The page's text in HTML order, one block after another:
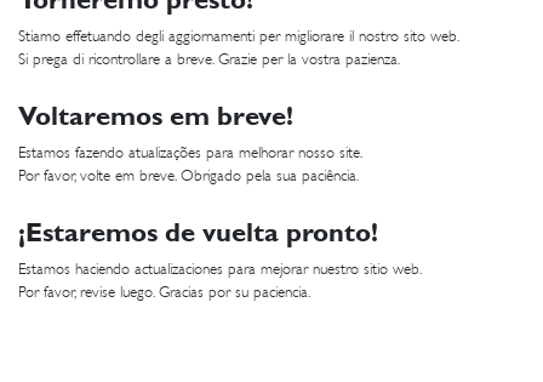
Stiamo effetuando degli aggiornamenti per migliorare il nostro sito web.
Si prega di ricontrollare a breve. Grazie per la vostra pazienza.
Voltaremos em breve!
Estamos fazendo atualizações para melhorar nosso site.
Por favor, volte em breve. Obrigado pela sua paciência.
¡Estaremos de vuelta pronto!
Estamos haciendo actualizaciones para mejorar nuestro sitio web.
Por favor, revise luego. Gracias por su paciencia.